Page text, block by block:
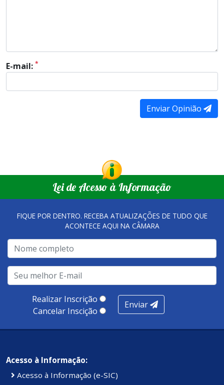
E-mail: *
Enviar Opinião
Lei de Acesso à Informação
FIQUE POR DENTRO. RECEBA ATUALIZAÇÕES DE TUDO QUE
ACONTECE AQUI NA CÂMARA
Realizar Inscrição
Cancelar Inscição
Enviar
Acesso à Informação:
Acesso à Informação (e-SIC)